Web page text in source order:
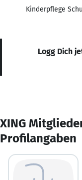
Kinderpflege
Logg Dich
XING
Profilangaben